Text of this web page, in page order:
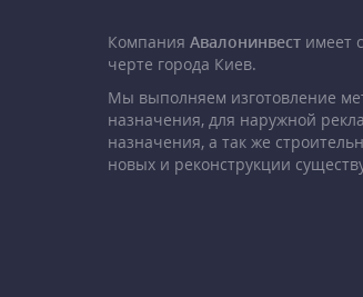
Компания Авалонинвест имеет
черте города Киев.
Мы выполняем изготовление
назначения, для наружной
назначения, а так же
новых и реконструкции